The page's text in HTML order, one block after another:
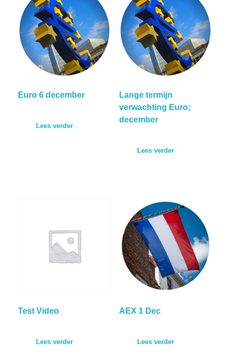
Euro 6 december
Lees verder
Lange termijn
verwachting Euro;
december
Lees verder
Test Video
Lees verder
AEX 1 Dec
Lees verder